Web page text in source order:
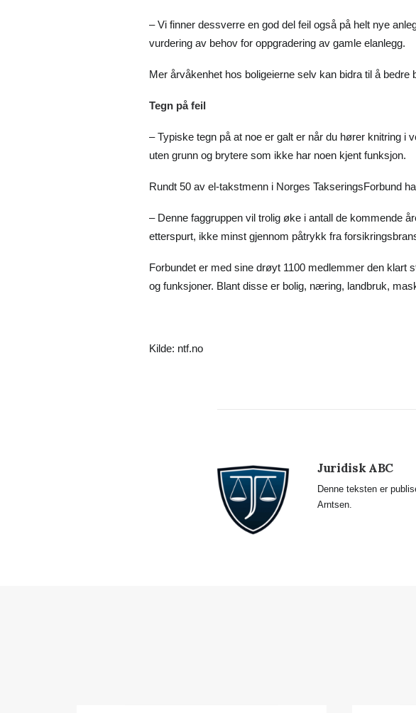
– Vi finner dessverre en god del feil også på helt nye
vurdering av behov for oppgradering av gamle elanlegg.
Mer årvåkenhet hos boligeierne selv kan bidra til å bedre
Tegn på feil
– Typiske tegn på at noe er galt er når du hører knitring
uten grunn og brytere som ikke har noen kjent funksjon.
Rundt 50 av el-takstmenn i Norges TakseringsForbund
– Denne faggruppen vil trolig øke i antall de kommende
etterspurt, ikke minst gjennom påtrykk fra
Forbundet er med sine drøyt 1100 medlemmer den
og funksjoner. Blant disse er bolig, næring, landbruk,
Kilde: ntf.no
Juridisk ABC
Denne teksten er
Arntsen.